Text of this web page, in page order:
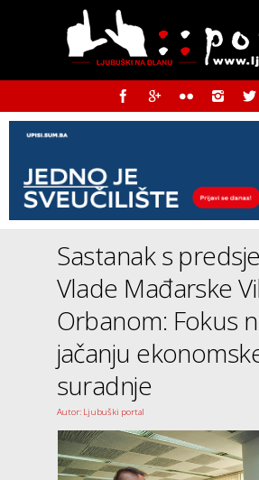
Sastanak s
Vlade Mađarske
Orbanom: Fokus
jačanju
suradnje
Autor: Ljubuški portal